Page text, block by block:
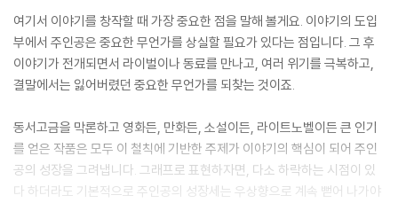
PART 6 스토리에 숨을 불어넣는 묘사의 기술
6-1 배경 묘사와 인물 묘사의 포인트 140
6-3 과거를 묘사해 이야기의 깊이를 더한다 144
6-4 배경 묘사는 이야기와 연관시킨다 146
6-5 정경 묘사에는 어느 정도 주관이 담긴다 148
6-6 허용할 수 있는 거짓을 쓴다 150
여기서 이야기를 창작할 때 가장 중요한 점을 말해 볼게요. 이야기의 도입
부에서 주인공은 중요한 무언가를 상실할 필요가 있다는 점입니다. 그 후
이야기가 전개되면서 라이벌이나 동료를 만나고, 여러 위기를 극복하고,
결말에서는 잃어버렸던 중요한 무언가를 되찾는 것이죠.
동서고금을 막론하고 영화든, 만화든, 소설이든, 라이트노벨이든 큰 인기
를 얻은 작품은 모두 이 철칙에 기반한 주제가 이야기의 핵심이 되어 주인
공의 성장을 그려냅니다. 그래프로 표현하자면, 다소 하락하는 시점이 있
다 하더라도 기본적으로 주인공의 성장세는 우상향으로 계속 뻗어 나가야